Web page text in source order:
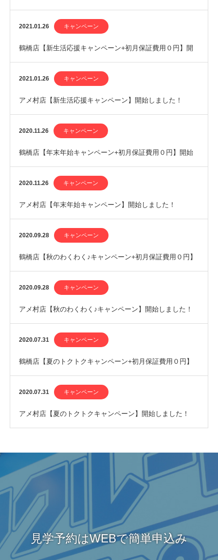
2021.01.26 キャンペーン
鶴橋店【新生活応援キャンペーン+初月保証費用０円】開
始しました！
2021.01.26 キャンペーン
アメ村店【新生活応援キャンペーン】開始しました！
2020.11.26 キャンペーン
鶴橋店【年末年始キャンペーン+初月保証費用０円】開始
しました！
2020.11.26 キャンペーン
アメ村店【年末年始キャンペーン】開始しました！
2020.09.28 キャンペーン
鶴橋店【秋のわくわく♪キャンペーン+初月保証費用０円】
開始しました！
2020.09.28 キャンペーン
アメ村店【秋のわくわく♪キャンペーン】開始しました！
2020.07.31 キャンペーン
鶴橋店【夏のトクトクキャンペーン+初月保証費用０円】
開始しました！
2020.07.31 キャンペーン
アメ村店【夏のトクトクキャンペーン】開始しました！
見学予約はWEBで簡単申込み